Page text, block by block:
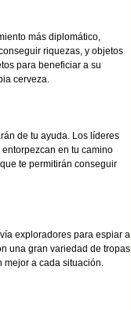
más diplomático,
riquezas, y objetos
para beneficiar a su
cerveza.
de tu ayuda. Los líderes
en tu camino
te permitirán conseguir
exploradores para espiar a
una gran variedad de tropas
mejor a cada situación.